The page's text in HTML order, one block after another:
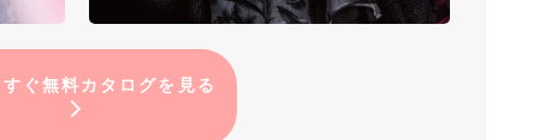
ぐ無料カタログを見る